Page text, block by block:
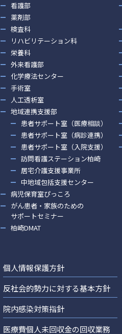
看護部
薬剤部
検査科
リハビリテーション科
栄養科
外来看護部
化学療法センター
手術室
人工透析室
地域連携支援部
患者サポート室（医療相談）
患者サポート室（病診連携）
患者サポート室（入院支援）
訪問看護ステーション柏崎
居宅介護支援事業所
中地域包括支援センター
病児保育室ぴっころ
がん患者・家族のための
サポートセミナー
柏崎DMAT
個人情報保護方針
反社会的勢力に対する基本方針
院内感染対策指針
医療費個人未回収金の回収業務